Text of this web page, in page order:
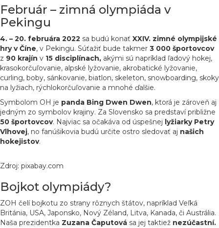
Február – zimná olympiáda v
Pekingu
4. – 20. februára 2022 sa budú konať XXIV. zimné olympijské
hry v Číne, v Pekingu. Súťažiť bude takmer 3 000 športovcov
z 90 krajín v 15 disciplínach, akými sú napríklad ľadový hokej,
krasokorčuľovanie, alpské lyžovanie, akrobatické lyžovanie,
curling, boby, sánkovanie, biatlon, skeleton, snowboarding, skoky
na lyžiach, rýchlokorčuľovanie a mnohé ďalšie.
Symbolom OH je panda Bing Dwen Dwen, ktorá je zároveň aj
jedným zo symbolov krajiny. Za Slovensko sa predstaví približne
50 športovcov. Najviac sa očakáva od úspešnej lyžiarky Petry
Vlhovej, no fanúšikovia budú určite ostro sledovať aj našich
hokejistov.
Zdroj: pixabay.com
Bojkot olympiády?
ZOH čelí bojkotu zo strany rôznych štátov, napríklad Veľká
Británia, USA, Japonsko, Nový Zéland, Litva, Kanada, či Austrália.
Naša prezidentka Zuzana Čaputová sa jej taktiež nezúčastní.